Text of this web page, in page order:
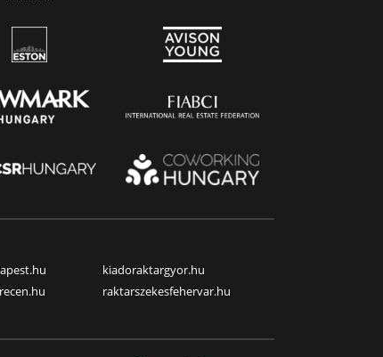
kiadoraktargyor.hu
raktarszekesfehervar.hu